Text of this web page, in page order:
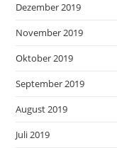
Dezember 2019
November 2019
Oktober 2019
September 2019
August 2019
Juli 2019